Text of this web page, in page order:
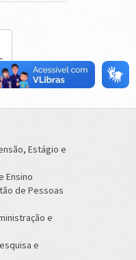
Estágio e
Ensino
de Pessoas
e
e